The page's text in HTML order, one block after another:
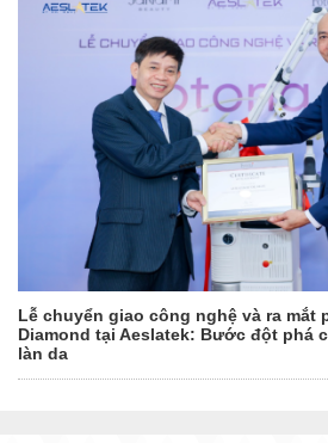
Lễ chuyển giao công nghệ và ra mắt
Diamond tại Aeslatek: Bước đột phá
làn da